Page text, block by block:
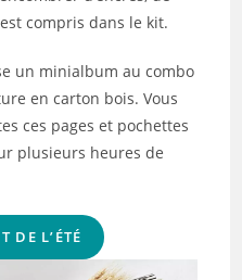
compris dans le kit.
un minialbum au combo
en carton bois. Vous
ces pages et pochettes
plusieurs heures de
DE L’ÉTÉ